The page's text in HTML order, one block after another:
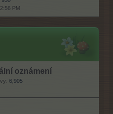
PM
oznámení
6,905